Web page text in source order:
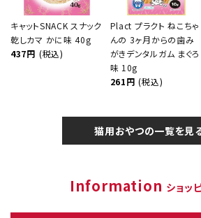
キャットSNACK スナック
乾しカマ かに味 40g
437円 (税込)
Plact プラクト ねこちゃ
んの 3ヶ月からの歯み
がきデンタルガム まぐろ
味 10g
261円 (税込)
猫用おやつの一覧を見
Information ショッ